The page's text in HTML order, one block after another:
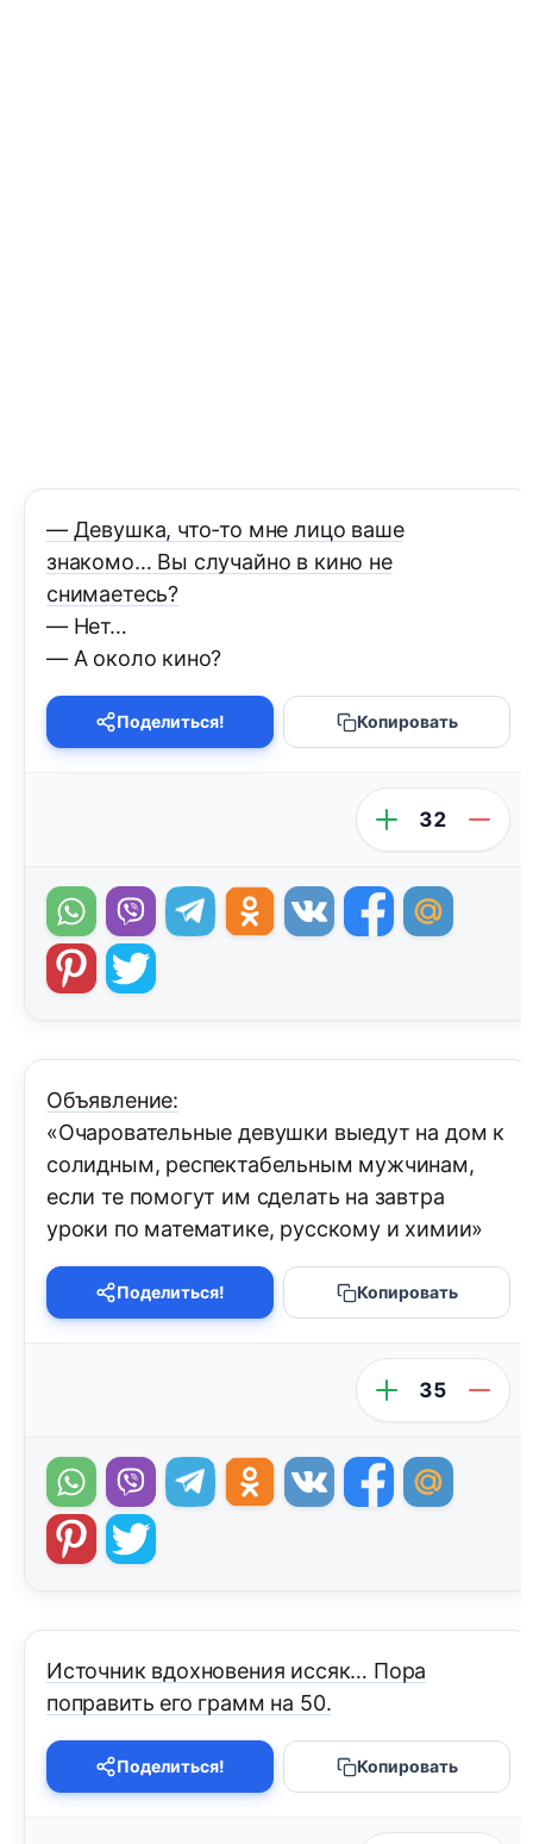
— Девушка, что-то мне лицо ваше
знакомо… Вы случайно в кино не
снимаетесь?
— Нет…
— А около кино?
Поделиться! Копировать
32
Объявление:
«Очаровательные девушки выедут на дом к
солидным, респектабельным мужчинам,
если те помогут им сделать на завтра
уроки по математике, русскому и химии»
Поделиться! Копировать
35
Источник вдохновения иссяк… Пора
поправить его грамм на 50.
Поделиться! Копировать